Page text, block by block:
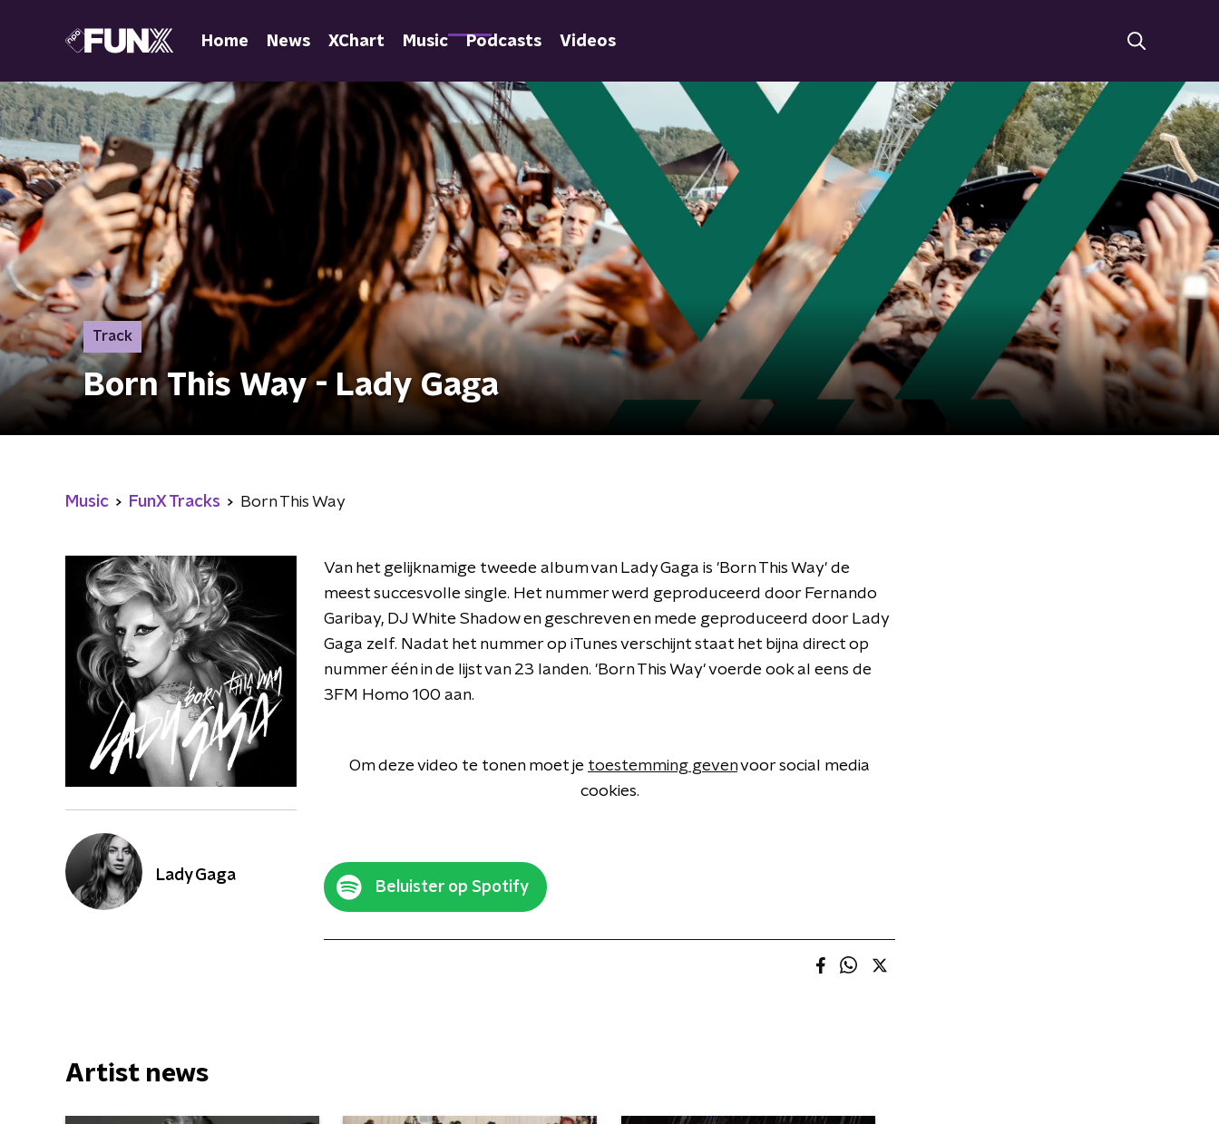
Home News XChart Music Podcasts Videos
Track
Born This Way - Lady Gaga
Music FunX Tracks Born This Way
Lady Gaga
Van het gelijknamige tweede album van Lady Gaga is 'Born This Way' de
meest succesvolle single. Het nummer werd geproduceerd door Fernando
Garibay, DJ White Shadow en geschreven en mede geproduceerd door Lady
Gaga zelf. Nadat het nummer op iTunes verschijnt staat het bijna direct op
nummer één in de lijst van 23 landen. 'Born This Way' voerde ook al eens de
3FM Homo 100 aan.
Om deze video te tonen moet je toestemming gevenvoor social media
cookies.
Beluister op Spotify
Artist news